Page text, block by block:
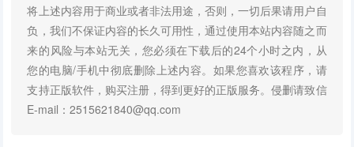
将上述内容用于商业或者非法用途，否则，一切后果请用户自
负，我们不保证内容的长久可用性，通过使用本站内容随之而
来的风险与本站无关，您必须在下载后的24个小时之内，从
您的电脑/手机中彻底删除上述内容。如果您喜欢该程序，请
支持正版软件，购买注册，得到更好的正版服务。侵删请致信
E-mail：2515621840@qq.com